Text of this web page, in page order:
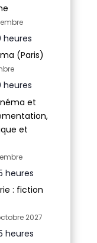
heures
(Paris)
heures
et
et
heures
: fiction
2027
heures